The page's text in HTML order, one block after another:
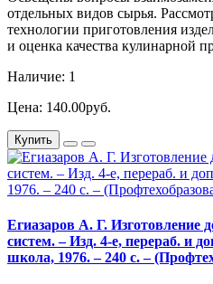
отдельных видов сырья.
технологии приготовления
и оценка качества кулинарной
Наличие: 1
Цена: 140.00руб.
Купить
Егиазаров А. Г. Изготовление
систем. – Изд. 4-е, перераб. и
школа, 1976. – 240 с. –